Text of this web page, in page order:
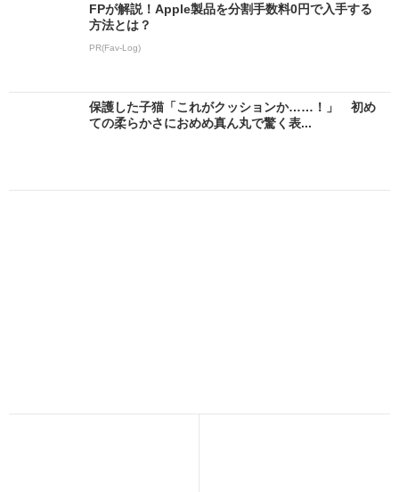
FPが解説！Apple製品を分割手数料0円で入手する
方法とは？
PR(Fav-Log)
保護した子猫「これがクッションか……！」 初め
ての柔らかさにおめめ真ん丸で驚く表...